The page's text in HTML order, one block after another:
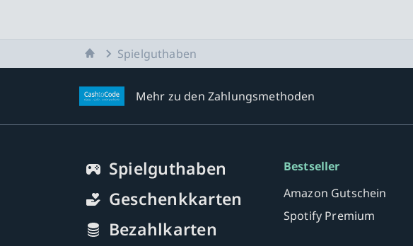
StartseiteSpielguthaben
Mehr zu den Zahlungsmethoden
Spielguthaben
Geschenkkarten
Bezahlkarten
Bestseller
Amazon Gutschein
Spotify Premium